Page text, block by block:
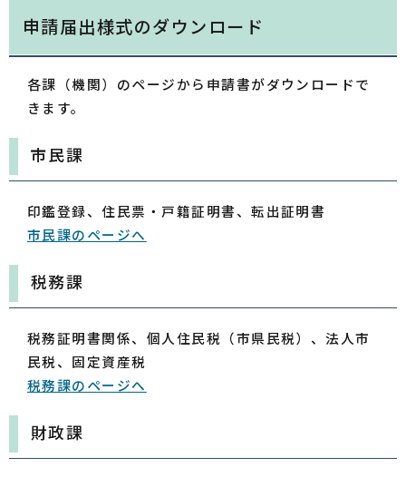
申請届出様式のダウンロード
各課（機関）のページから申請書がダウンロードで
きます。
市民課
印鑑登録、住民票・戸籍証明書、転出証明書
市民課のページへ
税務課
税務証明書関係、個人住民税（市県民税）、法人市
民税、固定資産税
税務課のページへ
財政課